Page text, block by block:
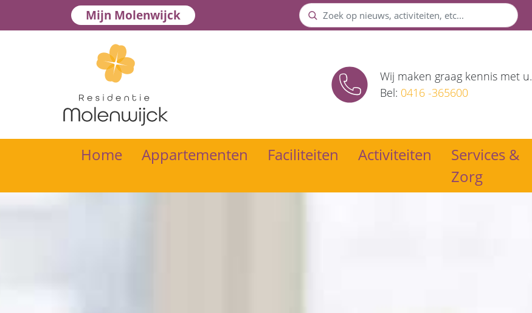
Mijn Molenwijck Zoek
Wij maken graag kennis met u.
Bel: 0416 -365600
Home Appartementen Faciliteiten Activiteiten
Services &
Zorg